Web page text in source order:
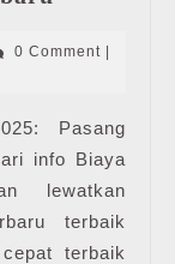
IndiHome
Paket
Pasang
WiFi
IndiHome
Terbaru
0 Comment |
Pasang
info Biaya
lewatkan
terbaik
terbaik